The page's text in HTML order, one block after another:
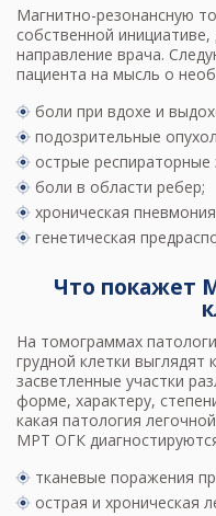
Магнитно-резонансную
собственной
направление врача.
пациента на мысль о
боли при вдохе и
подозрительные
острые респираторные
боли в области ребер;
хроническая
генетическая
Что покажет
На томограммах
грудной клетки выглядят
засветленные участки
форме, характеру,
какая патология
МРТ ОГК
тканевые поражения
острая и хроническая